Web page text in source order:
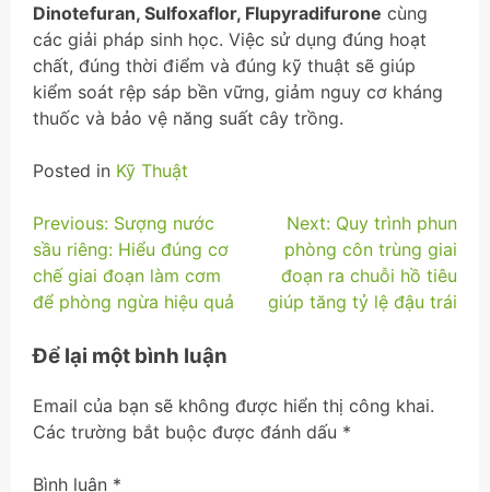
Dinotefuran, Sulfoxaflor, Flupyradifurone cùng
các giải pháp sinh học. Việc sử dụng đúng hoạt
chất, đúng thời điểm và đúng kỹ thuật sẽ giúp
kiểm soát rệp sáp bền vững, giảm nguy cơ kháng
thuốc và bảo vệ năng suất cây trồng.
Posted in Kỹ Thuật
Điều
hướng
bài
viết
Previous: Sượng nước
sầu riêng: Hiểu đúng cơ
chế giai đoạn làm cơm
để phòng ngừa hiệu quả
Next: Quy trình phun
phòng côn trùng giai
đoạn ra chuỗi hồ tiêu
giúp tăng tỷ lệ đậu trái
Để lại một bình luận
Email của bạn sẽ không được hiển thị công khai.
Các trường bắt buộc được đánh dấu *
Bình luận *